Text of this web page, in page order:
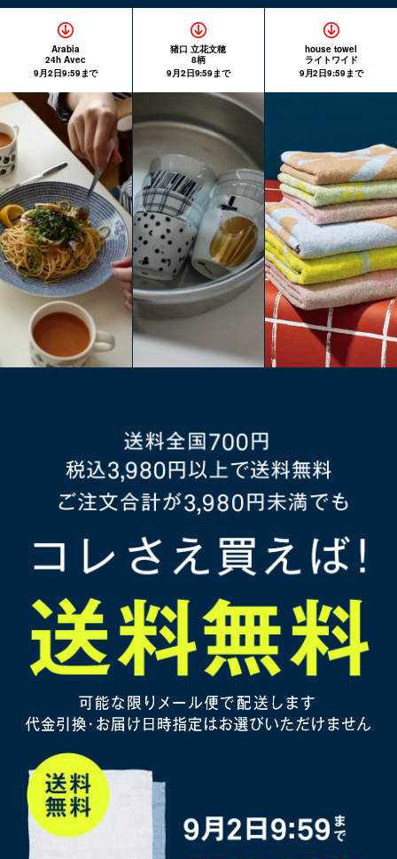
Arabia
24h Avec
9月2日9:59まで
猪口 立花文穂
8柄
9月2日9:59まで
house towel
ライトワイド
9月2日9:59まで